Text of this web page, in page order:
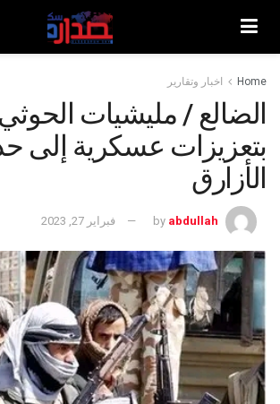
Home اخبار وتقارير
الضالع / مليشيات
بتعزيزات عسكرية إلى
الأزارق
by abdullah فبراير 27, 2023